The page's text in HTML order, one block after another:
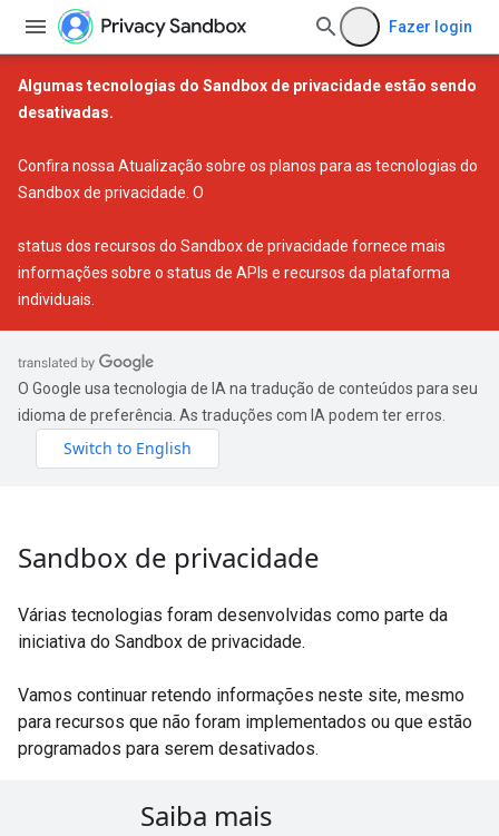
Fazer login
Algumas tecnologias do Sandbox de privacidade estão sendo
desativadas.
Confira nossa Atualização sobre os planos para as tecnologias do
Sandbox de privacidade . O
status dos recursos do Sandbox de privacidade fornece mais
informações sobre o status de APIs e recursos da plataforma
individuais.
O Google usa tecnologia de IA na tradução de conteúdos para seu
idioma de preferência. As traduções com IA podem ter erros.
Sandbox de privacidade
Várias tecnologias foram desenvolvidas como parte da
iniciativa do Sandbox de privacidade.
Vamos continuar retendo informações neste site, mesmo
para recursos que não foram implementados ou que estão
programados para serem desativados.
Saiba mais